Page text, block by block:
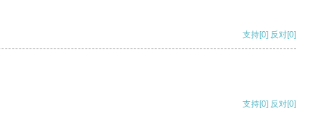
支持[0] 反对[0]
支持[0] 反对[0]